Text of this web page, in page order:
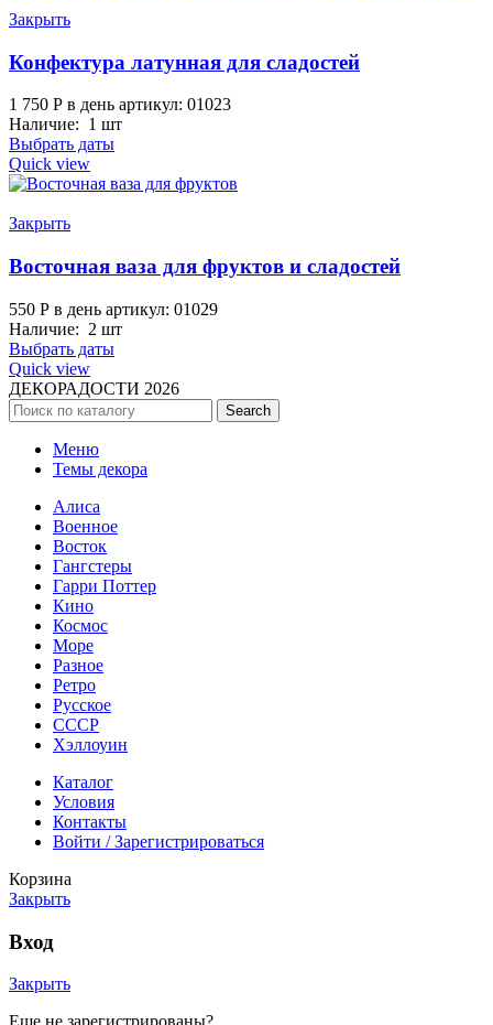
Закрыть
Конфектура латунная для сладостей
1 750 Р в день артикул: 01023
Наличие: 1 шт
Выбрать даты
Quick view
Закрыть
Восточная ваза для фруктов и сладостей
550 Р в день артикул: 01029
Наличие: 2 шт
Выбрать даты
Quick view
ДЕКОРАДОСТИ 2026
Search
Меню
Темы декора
Алиса
Военное
Восток
Гангстеры
Гарри Поттер
Кино
Космос
Море
Разное
Ретро
Русское
СССР
Хэллоуин
Каталог
Условия
Контакты
Войти / Зарегистрироваться
Корзина
Закрыть
Вход
Закрыть